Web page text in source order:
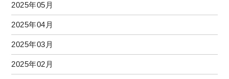
2025年05月
2025年04月
2025年03月
2025年02月